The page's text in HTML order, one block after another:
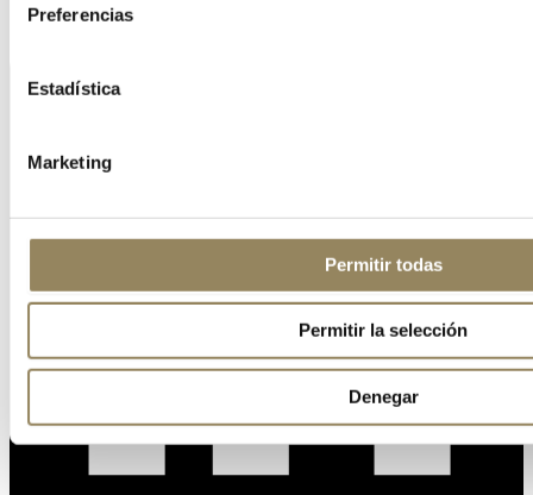
Preferencias
Estadística
Marketing
Permitir todas
Permitir la selección
Denegar